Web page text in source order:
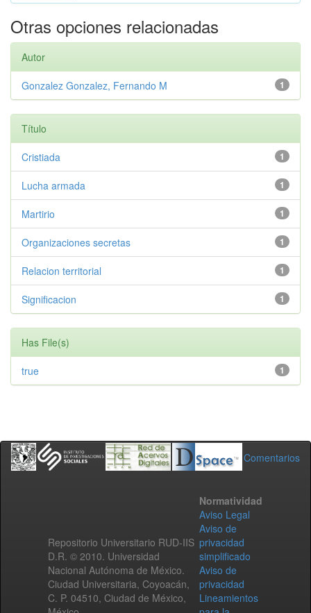
Otras opciones relacionadas
Autor
1
Gonzalez Gonzalez, Fernando M
Título
1
Cristiada
1
Lucha armada
1
Martirio
1
Organizaciones secretas
1
Relacion territorial
1
Significacion
Has File(s)
1
true
Comentarios
Repositorio Universitario RUD-IIS
D.R. © 2010. Universidad
Nacional Autónoma de México.
Ciudad Universitaria, Coyoacán,
C. P. 04510, Ciudad de México,
Normatividad
Aviso Legal
Aviso de
privacidad
simplificado
Aviso de
privacidad
Lineamientos